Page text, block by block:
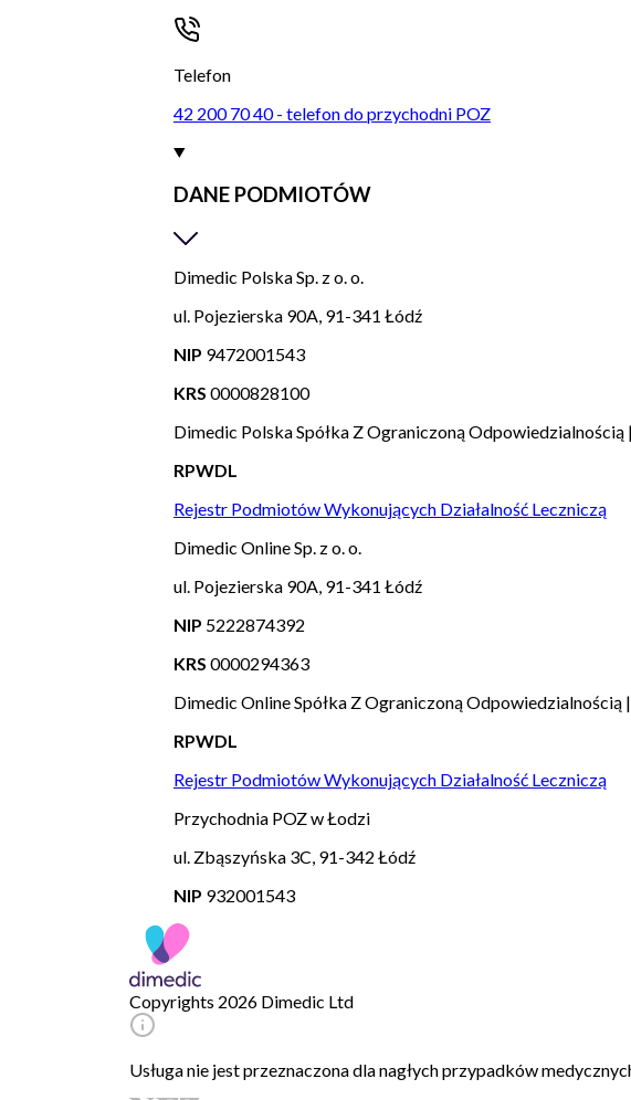
Telefon
42 200 70 40 - telefon do przychodni POZ
DANE PODMIOTÓW
Dimedic Polska Sp. z o. o.
ul. Pojezierska 90A, 91-341 Łódź
NIP 9472001543
KRS 0000828100
Dimedic Polska Spółka Z Ograniczoną Odpowiedzialnością |
RPWDL
Rejestr Podmiotów Wykonujących Działalność Leczniczą
Dimedic Online Sp. z o. o.
ul. Pojezierska 90A, 91-341 Łódź
NIP 5222874392
KRS 0000294363
Dimedic Online Spółka Z Ograniczoną Odpowiedzialnością |
RPWDL
Rejestr Podmiotów Wykonujących Działalność Leczniczą
Przychodnia POZ w Łodzi
ul. Zbąszyńska 3C, 91-342 Łódź
NIP 932001543
Copyrights 2026 Dimedic Ltd
Usługa nie jest przeznaczona dla nagłych przypadków